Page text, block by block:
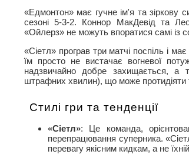
«Едмонтон» має гучне ім'я та зіркову
сезоні 5-3-2. Коннор МакДевід та
«Ойлерз» не можуть впоратися самі із
«Сіетл» програв три матчі поспіль і
їм просто не вистачає вогневої
надзвичайно добре захищається, а
штрафних хвилин), що може
Стилі гри та тенденції
«Сіетл»: Це команда,
перепрацювання суперника.
перевагу якісним кидкам, а не